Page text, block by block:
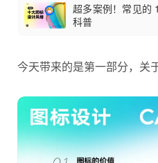
超多案例！常见的
科普
今天带来的是第一部分，关